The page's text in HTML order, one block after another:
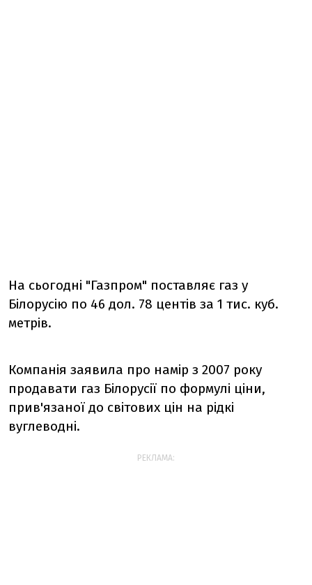
На сьогодні "Газпром" поставляє газ у
Білорусію по 46 дол. 78 центів за 1 тис. куб.
метрів.
Компанія заявила про намір з 2007 року
продавати газ Білорусії по формулі ціни,
прив'язаної до світових цін на рідкі
вуглеводні.
РЕКЛАМА: